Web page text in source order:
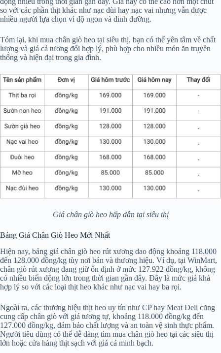
so với các phần thịt khác như nạc đùi hay nạc vai nhưng vẫn được
nhiều người lựa chọn vì độ ngon và dinh dưỡng.
Tóm lại, khi mua chân giò heo tại siêu thị, bạn có thể yên tâm về chất
lượng và giá cả tương đối hợp lý, phù hợp cho nhiều món ăn truyền
thống và hiện đại trong gia đình.
Giá chân giò heo hấp dẫn tại siêu thị
Bảng Giá Chân Giò Heo Mới Nhất
Hiện nay, bảng giá chân giò heo rút xương dao động khoảng 118.000
đến 128.000 đồng/kg tùy nơi bán và thương hiệu. Ví dụ, tại WinMart,
chân giò rút xương đang giữ ổn định ở mức 127.922 đồng/kg, không
có nhiều biến động lớn trong thời gian gần đây. Đây là mức giá khá
hợp lý so với các loại thịt heo khác như nạc vai hay ba rọi.
Ngoài ra, các thương hiệu thịt heo uy tín như CP hay Meat Deli cũng
cung cấp chân giò với giá tương tự, khoảng 118.000 đồng/kg đến
127.000 đồng/kg, đảm bảo chất lượng và an toàn vệ sinh thực phẩm.
Người tiêu dùng có thể dễ dàng tìm mua chân giò heo tại các siêu thị
lớn hoặc cửa hàng thịt sạch với giá cả minh bạch.